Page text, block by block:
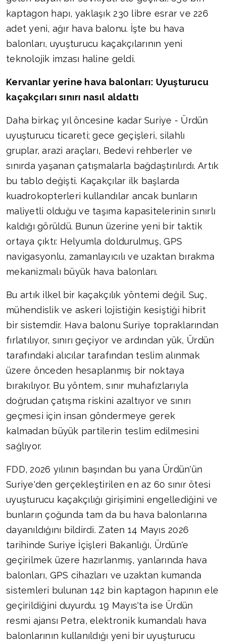
kaptagon hapı, yaklaşık 230 libre esrar ve 226
adet yeni, ağır hava balonu. İşte bu hava
balonları, uyuşturucu kaçakçılarının yeni
teknolojik imzası haline geldi.
Kervanlar yerine hava balonları: Uyuşturucu
kaçakçıları sınırı nasıl aldattı
Daha birkaç yıl öncesine kadar Suriye - Ürdün
uyuşturucu ticareti; gece geçişleri, silahlı
gruplar, arazi araçları, Bedevi rehberler ve
sınırda yaşanan çatışmalarla bağdaştırılırdı. Artık
bu tablo değişti. Kaçakçılar ilk başlarda
kuadrokopterleri kullandılar ancak bunların
maliyetli olduğu ve taşıma kapasitelerinin sınırlı
kaldığı görüldü. Bunun üzerine yeni bir taktik
ortaya çıktı: Helyumla doldurulmuş, GPS
navigasyonlu, zamanlayıcılı ve uzaktan bırakma
mekanizmalı büyük hava balonları.
Bu artık ilkel bir kaçakçılık yöntemi değil. Suç,
mühendislik ve askeri lojistiğin kesiştiği hibrit
bir sistemdir. Hava balonu Suriye topraklarından
fırlatılıyor, sınırı geçiyor ve ardından yük, Ürdün
tarafındaki alıcılar tarafından teslim alınmak
üzere önceden hesaplanmış bir noktaya
bırakılıyor. Bu yöntem, sınır muhafızlarıyla
doğrudan çatışma riskini azaltıyor ve sınırı
geçmesi için insan göndermeye gerek
kalmadan büyük partilerin teslim edilmesini
sağlıyor.
FDD, 2026 yılının başından bu yana Ürdün'ün
Suriye'den gerçekleştirilen en az 60 sınır ötesi
uyuşturucu kaçakçılığı girişimini engellediğini ve
bunların çoğunda tam da bu hava balonlarına
dayanıldığını bildirdi. Zaten 14 Mayıs 2026
tarihinde Suriye İçişleri Bakanlığı, Ürdün'e
geçirilmek üzere hazırlanmış, yanlarında hava
balonları, GPS cihazları ve uzaktan kumanda
sistemleri bulunan 142 bin kaptagon hapının ele
geçirildiğini duyurdu. 19 Mayıs'ta ise Ürdün
resmi ajansı Petra, elektronik kumandalı hava
balonlarının kullanıldığı yeni bir uyuşturucu